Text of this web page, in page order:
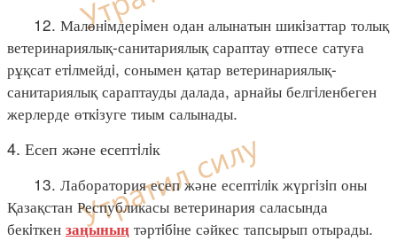
12. Малөнiмдерiмен одан алынатын шикiзаттар толық
ветеринариялық-санитариялық сараптау өтпесе сатуға
рұқсат етiлмейдi, сонымен қатар ветеринариялық-
санитариялық сараптауды далада, арнайы белгiленбеген
жерлерде өткiзуге тиым салынады.
4. Есеп және есептiлiк
13. Лаборатория есеп және есептiлiк жүргiзiп оны
Қазақстан Республикасы ветеринария саласында
бекiткен заңының тәртiбiне сәйкес тапсырып отырады.